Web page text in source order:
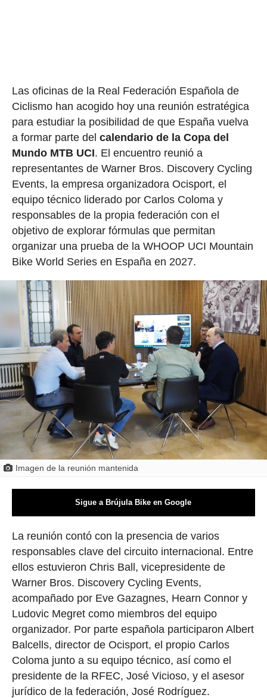
Las oficinas de la Real Federación Española de
Ciclismo han acogido hoy una reunión estratégica
para estudiar la posibilidad de que España vuelva
a formar parte del calendario de la Copa del
Mundo MTB UCI. El encuentro reunió a
representantes de Warner Bros. Discovery Cycling
Events, la empresa organizadora Ocisport, el
equipo técnico liderado por Carlos Coloma y
responsables de la propia federación con el
objetivo de explorar fórmulas que permitan
organizar una prueba de la WHOOP UCI Mountain
Bike World Series en España en 2027.
Imagen de la reunión mantenida
Sigue a Brújula Bike en Google
La reunión contó con la presencia de varios
responsables clave del circuito internacional. Entre
ellos estuvieron Chris Ball, vicepresidente de
Warner Bros. Discovery Cycling Events,
acompañado por Eve Gazagnes, Hearn Connor y
Ludovic Megret como miembros del equipo
organizador. Por parte española participaron Albert
Balcells, director de Ocisport, el propio Carlos
Coloma junto a su equipo técnico, así como el
presidente de la RFEC, José Vicioso, y el asesor
jurídico de la federación, José Rodríguez.